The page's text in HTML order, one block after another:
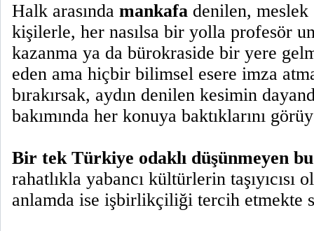
Halk arasında mankafa denilen,
kişilerle, her nasılsa bir yolla profesör
kazanma ya da bürokraside bir yere
eden ama hiçbir bilimsel esere imza
bırakırsak, aydın denilen kesimin
bakımında her konuya baktıklarını
Bir tek Türkiye odaklı düşünmeyen
rahatlıkla yabancı kültürlerin taşıyıcısı
anlamda ise işbirlikçiliği tercih etmekte